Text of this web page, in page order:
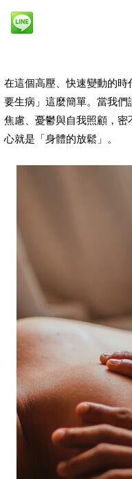
在這個高壓、快速變動的
要生病」這麼簡單。當我們
焦慮、憂鬱與自我照顧，
心就是「身體的放鬆」。